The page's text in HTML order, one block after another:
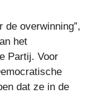
de overwinning”,
het
Partij. Voor
dat ze in de